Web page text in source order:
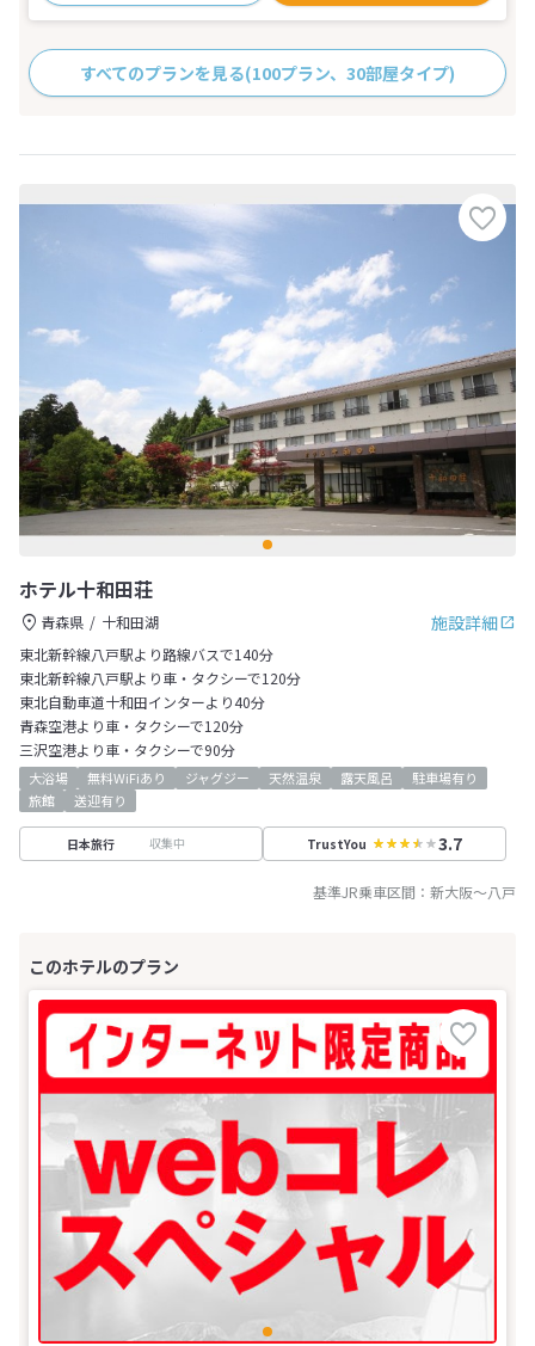
すべてのプランを見る(100プラン、30部屋タイプ)
ホテル十和田荘
施設詳細
青森県
十和田湖
東北新幹線八戸駅より路線バスで140分
東北新幹線八戸駅より車・タクシーで120分
東北自動車道十和田インターより40分
青森空港より車・タクシーで120分
三沢空港より車・タクシーで90分
大浴場 無料WiFiあり ジャグジー 天然温泉 露天風呂
駐車場有り
旅館
送迎有り
日本旅行 収集中 TrustYou 3.7
基準JR乗車区間： 新大阪～八戸